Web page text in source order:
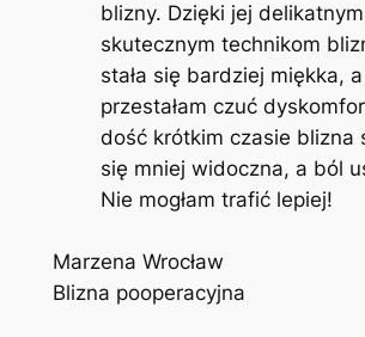
blizny. Dzięki jej
skutecznym technikom
stała się bardziej miękka,
przestałam czuć
dość krótkim czasie blizna
się mniej widoczna, a ból
Nie mogłam trafić lepiej!
Marzena Wrocław
Blizna pooperacyjna